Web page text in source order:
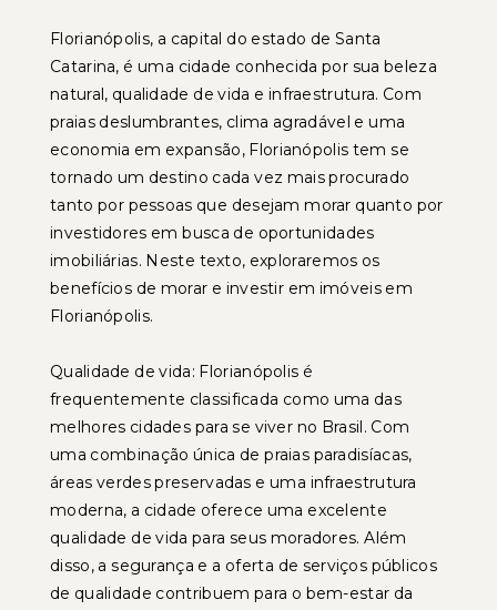
Florianópolis, a capital do estado de Santa
Catarina, é uma cidade conhecida por sua beleza
natural, qualidade de vida e infraestrutura. Com
praias deslumbrantes, clima agradável e uma
economia em expansão, Florianópolis tem se
tornado um destino cada vez mais procurado
tanto por pessoas que desejam morar quanto por
investidores em busca de oportunidades
imobiliárias. Neste texto, exploraremos os
benefícios de morar e investir em imóveis em
Florianópolis.
Qualidade de vida: Florianópolis é
frequentemente classificada como uma das
melhores cidades para se viver no Brasil. Com
uma combinação única de praias paradisíacas,
áreas verdes preservadas e uma infraestrutura
moderna, a cidade oferece uma excelente
qualidade de vida para seus moradores. Além
disso, a segurança e a oferta de serviços públicos
de qualidade contribuem para o bem-estar da